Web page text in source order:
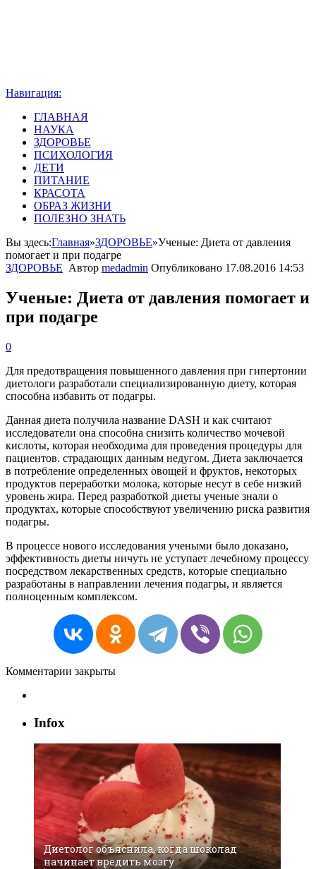
Навигация:
ГЛАВНАЯ
НАУКА
ЗДОРОВЬЕ
ПСИХОЛОГИЯ
ДЕТИ
ПИТАНИЕ
КРАСОТА
ОБРАЗ ЖИЗНИ
ПОЛЕЗНО ЗНАТЬ
Вы здесь:Главная»ЗДОРОВЬЕ»Ученые: Диета от давления
помогает и при подагре
ЗДОРОВЬЕ Автор medadmin Опубликовано 17.08.2016 14:53
Ученые: Диета от давления помогает и
при подагре
0
Для предотвращения повышенного давления при гипертонии
диетологи разработали специализированную диету, которая
способна избавить от подагры.
Данная диета получила название DASH и как считают
исследователи она способна снизить количество мочевой
кислоты, которая необходима для проведения процедуры для
пациентов. страдающих данным недугом. Диета заключается
в потребление определенных овощей и фруктов, некоторых
продуктов переработки молока, которые несут в себе низкий
уровень жира. Перед разработкой диеты ученые знали о
продуктах, которые способствуют увеличению риска развития
подагры.
В процессе нового исследования учеными было доказано,
эффективность диеты ничуть не уступает лечебному процессу
посредством лекарственных средств, которые специально
разработаны в направлении лечения подагры, и является
полноценным комплексом.
Комментарии закрыты
Infox
Диетолог объяснила, когда шоколад
начинает вредить мозгу